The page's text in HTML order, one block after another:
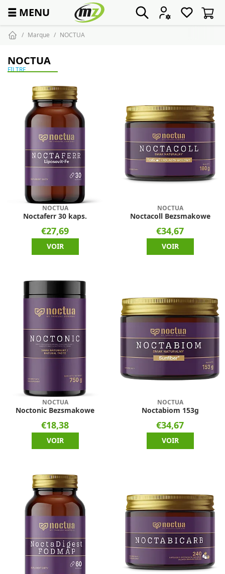
☰ MENU
Marque NOCTUA
NOCTUA
FILTRE
NOCTUA
Noctaferr 30 kaps.
€27,69
VOIR
NOCTUA
Noctacoll Bezsmakowe
€34,67
VOIR
NOCTUA
Noctonic Bezsmakowe
€18,38
VOIR
NOCTUA
Noctabiom 153g
€34,67
VOIR